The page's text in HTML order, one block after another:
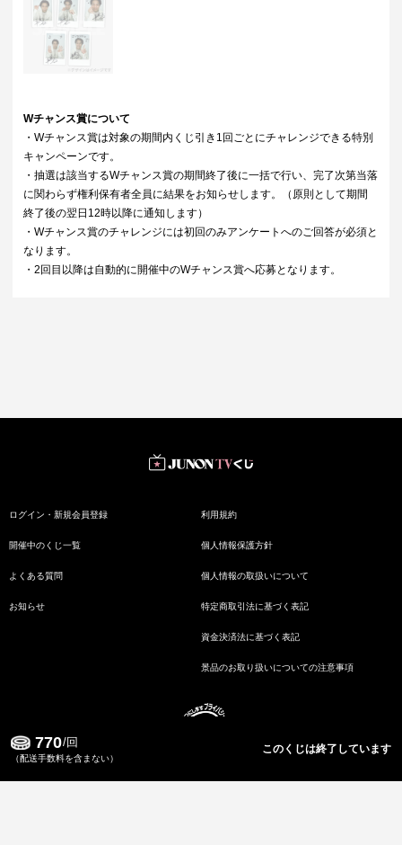
Wチャンス賞について
・Wチャンス賞は対象の期間内くじ引き1回ごとにチャレンジできる特別
キャンペーンです。
・抽選は該当するWチャンス賞の期間終了後に一括で行い、完了次第当落
に関わらず権利保有者全員に結果をお知らせします。（原則として期間
終了後の翌日12時以降に通知します）
・Wチャンス賞のチャレンジには初回のみアンケートへのご回答が必須と
なります。
・2回目以降は自動的に開催中のWチャンス賞へ応募となります。
770/回
（配送手数料を含まない）
このくじは終了しています
ログイン・新規会員登録
開催中のくじ一覧
よくある質問
お知らせ
利用規約
個人情報保護方針
個人情報の取扱いについて
特定商取引法に基づく表記
資金決済法に基づく表記
景品のお取り扱いについての注意事項